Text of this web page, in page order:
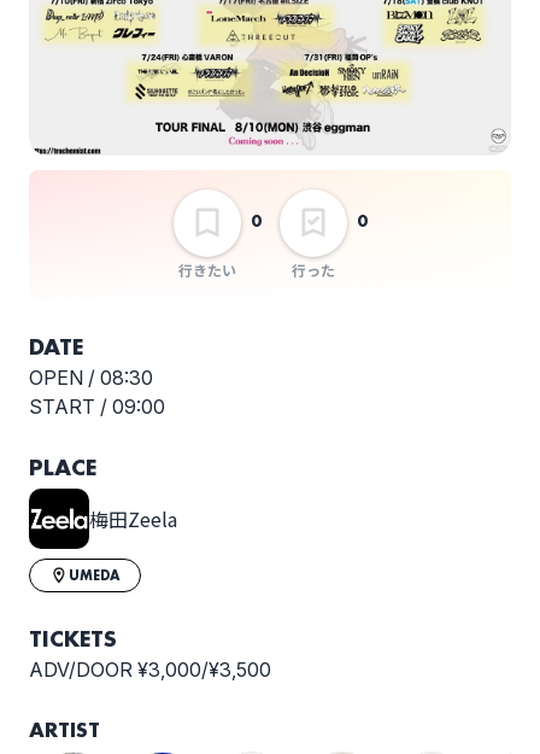
行きたい
0
行った
0
全焼戦隊オーバーヒー
トマンツアー2026
DATE
OPEN / 08:30
START / 09:00
PLACE
梅田Zeela
UMEDA
TICKETS
ADV/DOOR ¥3,000/¥3,500
ARTIST